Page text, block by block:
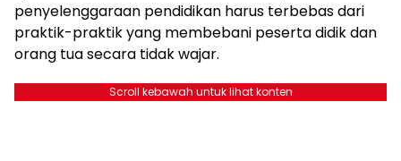
penyelenggaraan pendidikan harus terbebas dari
praktik-praktik yang membebani peserta didik dan
orang tua secara tidak wajar.
Scroll kebawah untuk lihat konten